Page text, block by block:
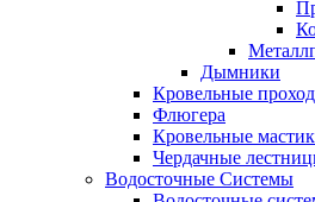
Дымники
Кровельные
Флюгера
Кровельные
Чердачные
Водосточные Системы